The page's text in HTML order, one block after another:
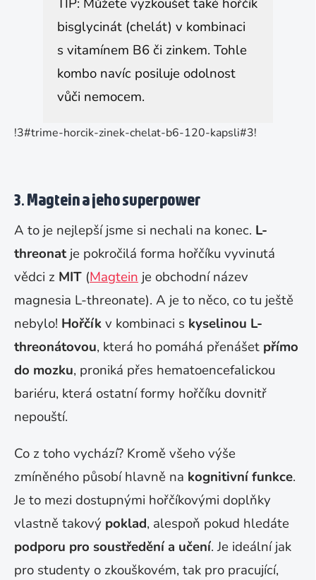
bisglycinát (chelát) v kombinaci
s vitamínem B6 či zinkem. Tohle
kombo navíc posiluje odolnost
vůči nemocem.
!3#trime-horcik-zinek-chelat-b6-120-kapsli#3!
3. Magtein a jeho superpower
A to je nejlepší jsme si nechali na konec. L-
threonatje pokročilá forma hořčíku vyvinutá
vědci z MIT (Magtein je obchodní název
magnesia L-threonate). A je to něco, co tu ještě
nebylo! Hořčíkv kombinaci s kyselinou L-
threonátovou, která ho pomáhá přenášet přímo
do mozku, proniká přes hematoencefalickou
bariéru, která ostatní formy hořčíku dovnitř
nepouští.
Co z toho vychází? Kromě všeho výše
zmíněného působí hlavně na kognitivní funkce.
Je to mezi dostupnými hořčíkovými doplňky
vlastně takový poklad, alespoň pokud hledáte
podporu pro soustředění a učení. Je ideální jak
pro studenty o zkouškovém, tak pro pracující,